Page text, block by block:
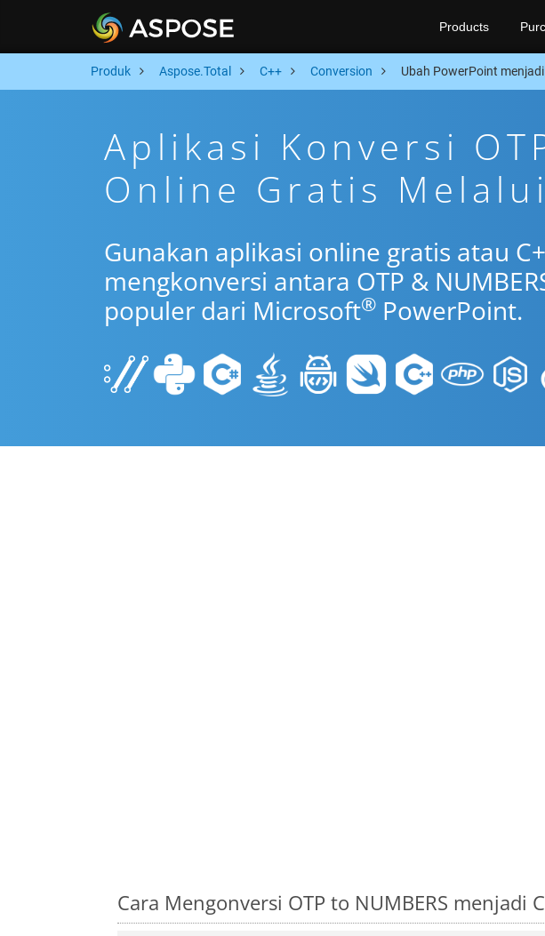
Products
Produk Aspose.Total C++ Conversion Ubah PowerPoint menjadi
Aplikasi Konversi
Online Gratis
Gunakan aplikasi online gratis atau
mengkonversi antara OTP &
populer dari Microsoft® PowerPoint.
Cara Mengonversi OTP to NUMBERS menjadi